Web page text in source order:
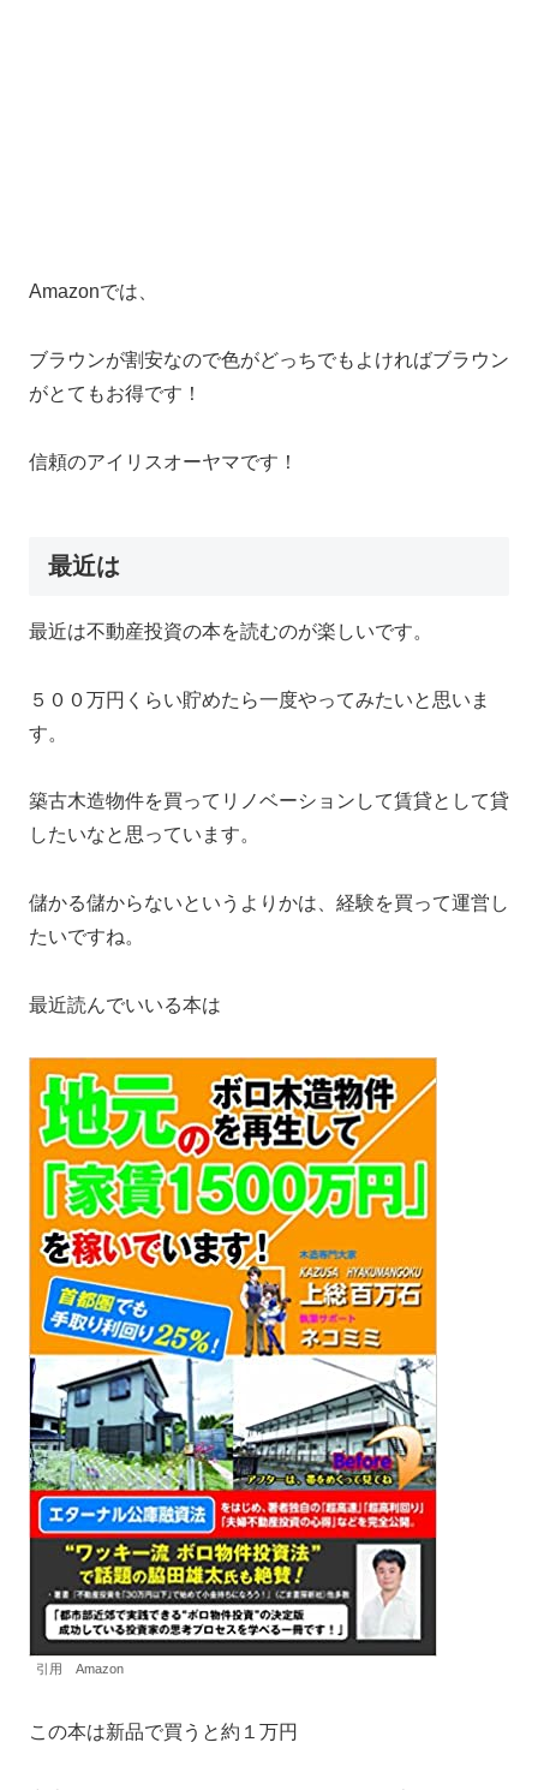
Amazonでは、
ブラウンが割安なので色がどっちでもよければブラウン
がとてもお得です！
信頼のアイリスオーヤマです！
最近は
最近は不動産投資の本を読むのが楽しいです。
５００万円くらい貯めたら一度やってみたいと思いま
す。
築古木造物件を買ってリノベーションして賃貸として貸
したいなと思っています。
儲かる儲からないというよりかは、経験を買って運営し
たいですね。
最近読んでいいる本は
引用 Amazon
この本は新品で買うと約１万円